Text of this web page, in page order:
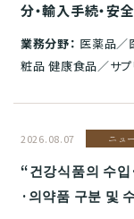
分・輸入手続・安
業務分野： 医薬品／
粧品 健康食品／サプ
2026.08.07 ニュ
“건강식품의 수입
·의약품 구분 및